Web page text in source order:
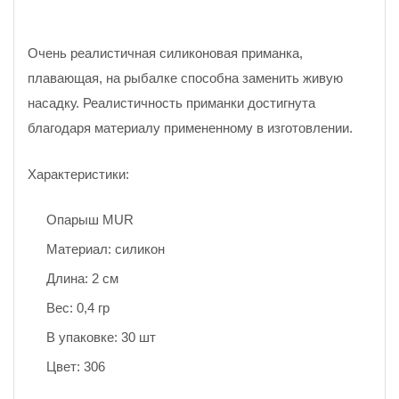
Очень реалистичная силиконовая приманка,
плавающая, на рыбалке способна заменить живую
насадку. Реалистичность приманки достигнута
благодаря материалу примененному в изготовлении.
Характеристики:
Опарыш MUR
Материал: силикон
Длина: 2 см
Вес: 0,4 гр
В упаковке: 30 шт
Цвет: 306